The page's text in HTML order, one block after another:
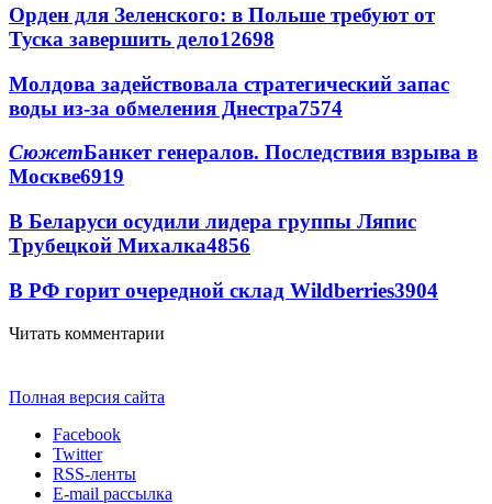
Орден для Зеленского: в Польше требуют от
Туска завершить дело12698
Молдова задействовала стратегический запас
воды из-за обмеления Днестра7574
СюжетБанкет генералов. Последствия взрыва в
Москве6919
В Беларуси осудили лидера группы Ляпис
Трубецкой Михалка4856
В РФ горит очередной склад Wildberries3904
Читать комментарии
Полная версия сайта
Facebook
Twitter
RSS-ленты
E-mail рассылка